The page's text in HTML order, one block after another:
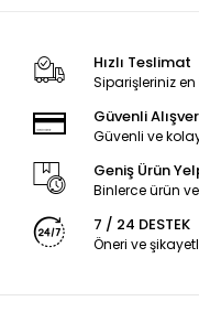
Hızlı Teslimat
Siparişleriniz en
Güvenli
Güvenli ve
Geniş Ürün
Binlerce ürün
7 / 24 DESTEK
Öneri ve